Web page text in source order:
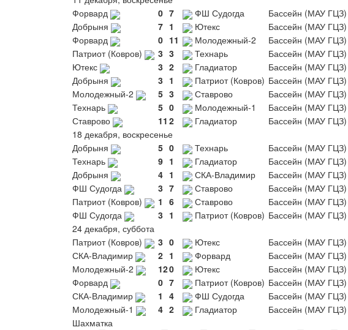
Форвард
0 7 ФШ Судогда
Бассейн (МАУ ГЦЗ)
Добрыня
7 1 Ютекс
Бассейн (МАУ ГЦЗ)
Форвард
0 11 Молодежный-2
Бассейн (МАУ ГЦЗ)
Патриот (Ковров)
3 3 Технарь
Бассейн (МАУ ГЦЗ)
Ютекс
3 2 Гладиатор
Бассейн (МАУ ГЦЗ)
Добрыня
3 1 Патриот (Ковров) Бассейн (МАУ ГЦЗ)
Молодежный-2
5 3 Ставрово
Бассейн (МАУ ГЦЗ)
Технарь
5 0 Молодежный-1
Бассейн (МАУ ГЦЗ)
Ставрово
11 2 Гладиатор
Бассейн (МАУ ГЦЗ)
18 декабря, воскресенье
Добрыня
5 0 Технарь
Бассейн (МАУ ГЦЗ)
Технарь
9 1 Гладиатор
Бассейн (МАУ ГЦЗ)
Добрыня
4 1 СКА-Владимир
Бассейн (МАУ ГЦЗ)
ФШ Судогда
3 7 Ставрово
Бассейн (МАУ ГЦЗ)
Патриот (Ковров)
1 6 Ставрово
Бассейн (МАУ ГЦЗ)
ФШ Судогда
3 1 Патриот (Ковров) Бассейн (МАУ ГЦЗ)
24 декабря, суббота
Патриот (Ковров)
3 0 Ютекс
Бассейн (МАУ ГЦЗ)
СКА-Владимир
2 1 Форвард
Бассейн (МАУ ГЦЗ)
Молодежный-2
120 Ютекс
Бассейн (МАУ ГЦЗ)
Форвард
0 7 Патриот (Ковров) Бассейн (МАУ ГЦЗ)
СКА-Владимир
1 4 ФШ Судогда
Бассейн (МАУ ГЦЗ)
Молодежный-1
4 2 Гладиатор
Бассейн (МАУ ГЦЗ)
Шахматка